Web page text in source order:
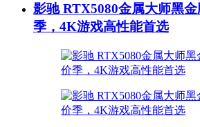
影驰 RTX5080金属大师黑
季，4K游戏高性能首选